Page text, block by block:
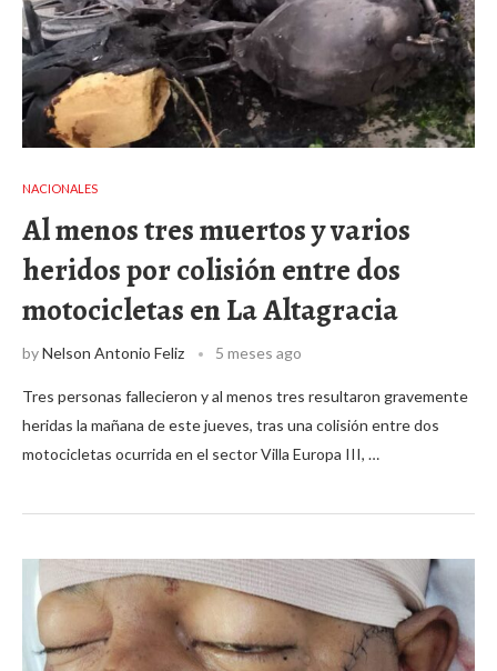
NACIONALES
Al menos tres muertos y varios
heridos por colisión entre dos
motocicletas en La Altagracia
byNelson Antonio Feliz 5 meses ago
Tres personas fallecieron y al menos tres resultaron gravemente
heridas la mañana de este jueves, tras una colisión entre dos
motocicletas ocurrida en el sector Villa Europa III, …